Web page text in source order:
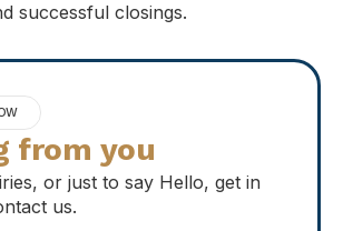
successful closings.
from you
or just to say Hello, get in
us.